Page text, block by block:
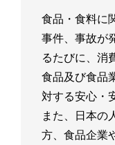
食品・食料に
事件、事故が
るたびに、消
食品及び食品
対する安心・
また、日本の
方、食品企業